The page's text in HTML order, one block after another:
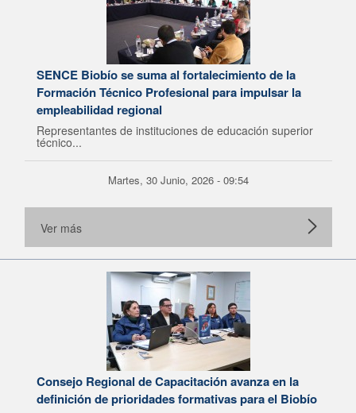
SENCE Biobío se suma al fortalecimiento de la
Formación Técnico Profesional para impulsar la
empleabilidad regional
Representantes de instituciones de educación superior
técnico...
Martes, 30 Junio, 2026 - 09:54
Ver más
Consejo Regional de Capacitación avanza en la
definición de prioridades formativas para el Biobío